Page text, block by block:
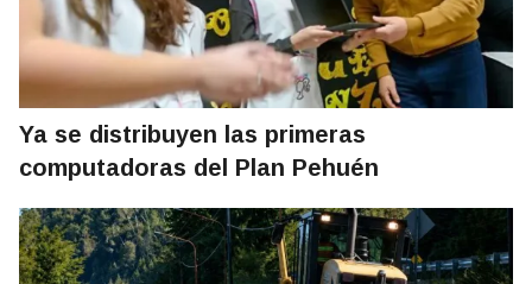
Ya se distribuyen las primeras
computadoras del Plan Pehuén